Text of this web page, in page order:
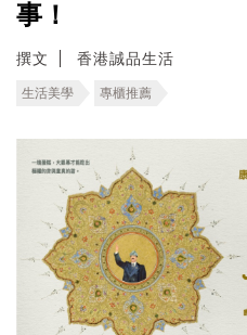
事！
撰文 香港誠品生活
生活美學 專櫃推薦